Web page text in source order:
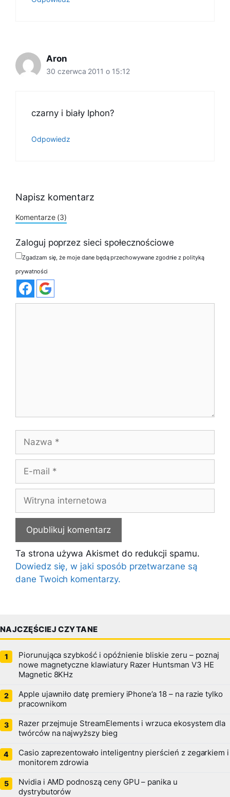
Aron
30 czerwca 2011 o 15:12
czarny i biały Iphon?
Odpowiedz
Napisz komentarz
Komentarze (3)
Zaloguj poprzez sieci społecznościowe
Zgadzam się, że moje dane będą przechowywane zgodnie z polityką
prywatności
Nazwa
Witryna
internetowa
Ta strona używa Akismet do redukcji spamu.
Dowiedz się, w jaki sposób przetwarzane są
dane Twoich komentarzy.
NAJCZĘŚCIEJ CZYTANE
Piorunująca szybkość i opóźnienie bliskie zeru – poznaj
nowe magnetyczne klawiatury Razer Huntsman V3 HE
Magnetic 8KHz
Apple ujawniło datę premiery iPhone’a 18 – na razie tylko
pracownikom
Razer przejmuje StreamElements i wrzuca ekosystem dla
twórców na najwyższy bieg
Casio zaprezentowało inteligentny pierścień z zegarkiem i
monitorem zdrowia
Nvidia i AMD podnoszą ceny GPU – panika u
dystrybutorów